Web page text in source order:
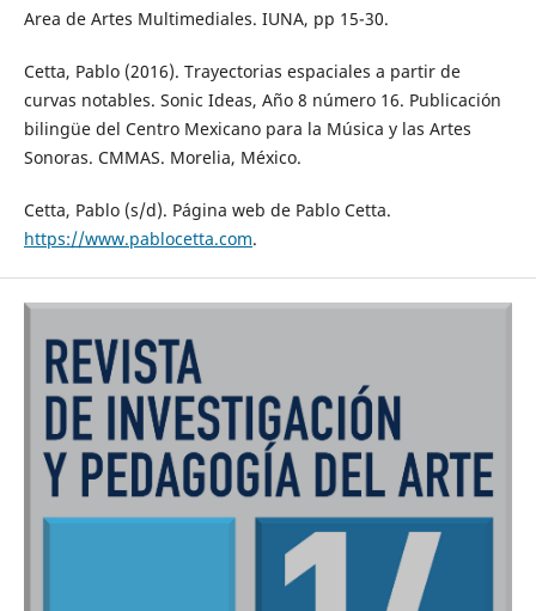
Area de Artes Multimediales. IUNA, pp 15-30.
Cetta, Pablo (2016). Trayectorias espaciales a partir de
curvas notables. Sonic Ideas, Año 8 número 16. Publicación
bilingüe del Centro Mexicano para la Música y las Artes
Sonoras. CMMAS. Morelia, México.
Cetta, Pablo (s/d). Página web de Pablo Cetta.
https://www.pablocetta.com.